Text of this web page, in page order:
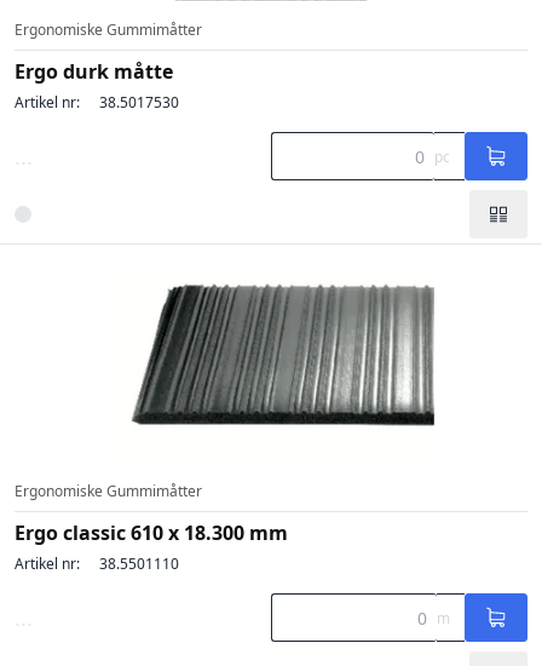
Ergonomiske Gummimåtter
Ergo durk måtte
Artikel nr: 38.5017530
... pc
Ergonomiske Gummimåtter
Ergo classic 610 x 18.300 mm
Artikel nr: 38.5501110
... m